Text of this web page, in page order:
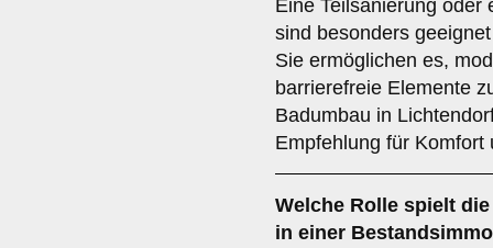
Eine Teilsanierung oder
sind besonders
Sie ermöglichen es,
barrierefreie Elemente
Badumbau in
Empfehlung für Komfort
Welche Rolle spielt
in einer